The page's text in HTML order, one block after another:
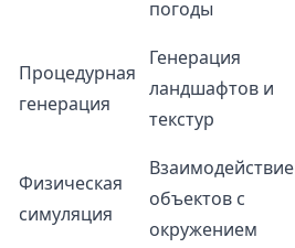
погоды
Процедурная
генерация
Генерация
ландшафтов и
текстур
Физическая
симуляция
Взаимодействие
объектов с
окружением